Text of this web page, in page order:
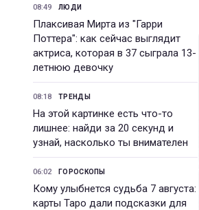
08:49 ЛЮДИ
Плаксивая Мирта из "Гарри
Поттера": как сейчас выглядит
актриса, которая в 37 сыграла 13-
летнюю девочку
08:18 ТРЕНДЫ
На этой картинке есть что-то
лишнее: найди за 20 секунд и
узнай, насколько ты внимателен
06:02 ГОРОСКОПЫ
Кому улыбнется судьба 7 августа:
карты Таро дали подсказки для